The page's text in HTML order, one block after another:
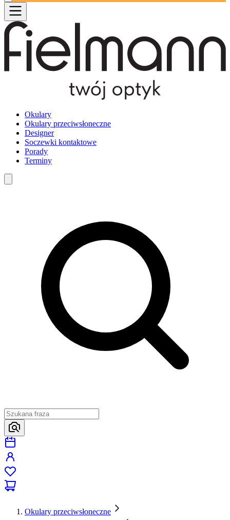
Okulary
Okulary przeciwsłoneczne
Designer
Soczewki kontaktowe
Porady
Terminy
Okulary przeciwsłoneczne